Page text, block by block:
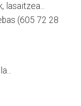
(605 72 28